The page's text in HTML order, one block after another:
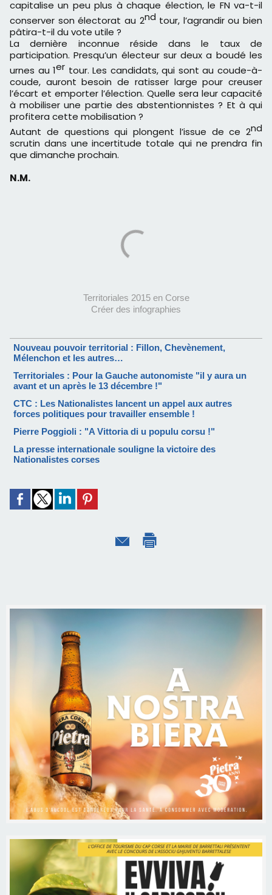
capitalise un peu plus à chaque élection, le FN va-t-il
conserver son électorat au 2nd tour, l’agrandir ou bien
pâtira-t-il du vote utile ?
La dernière inconnue réside dans le taux de
participation. Presqu’un électeur sur deux a boudé les
urnes au 1er tour. Les candidats, qui sont au coude-à-
coude, auront besoin de ratisser large pour creuser
l’écart et emporter l’élection. Quelle sera leur capacité
à mobiliser une partie des abstentionnistes ? Et à qui
profitera cette mobilisation ?
Autant de questions qui plongent l’issue de ce 2nd
scrutin dans une incertitude totale qui ne prendra fin
que dimanche prochain.
N.M.
Territoriales 2015 en Corse
Créer des infographies
Nouveau pouvoir territorial : Fillon, Chevènement,
Mélenchon et les autres…
Territoriales : Pour la Gauche autonomiste "il y aura un
avant et un après le 13 décembre !"
CTC : Les Nationalistes lancent un appel aux autres
forces politiques pour travailler ensemble !
Pierre Poggioli : "A Vittoria di u populu corsu !"
La presse internationale souligne la victoire des
Nationalistes corses